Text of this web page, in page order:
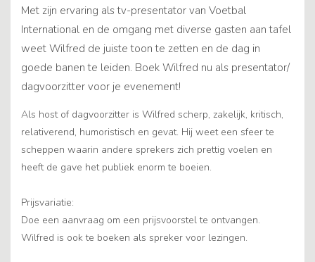
Met zijn ervaring als tv-presentator van Voetbal
International en de omgang met diverse gasten aan tafel
weet Wilfred de juiste toon te zetten en de dag in
goede banen te leiden. Boek Wilfred nu als presentator/
dagvoorzitter voor je evenement!
Als host of dagvoorzitter is Wilfred scherp, zakelijk, kritisch,
relativerend, humoristisch en gevat. Hij weet een sfeer te
scheppen waarin andere sprekers zich prettig voelen en
heeft de gave het publiek enorm te boeien.
Prijsvariatie:
Doe een aanvraag om een prijsvoorstel te ontvangen.
Wilfred is ook te boeken als spreker voor lezingen.